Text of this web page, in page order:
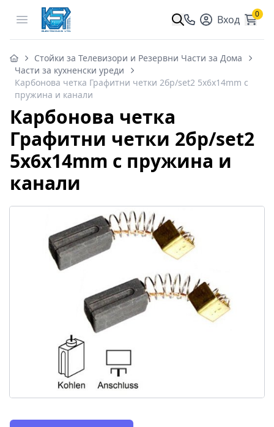
Open menu Вход 0
Стойки за Телевизори и Резервни Части за Дома
Части за кухненски уреди
Карбонова четка Графитни четки 2бр/set2 5x6x14mm с
пружина и канали
Карбонова четка
Графитни четки 2бр/set2
5x6x14mm с пружина и
канали